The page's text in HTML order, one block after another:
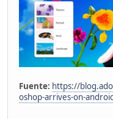
Fuente: https://
oshop-arrives-on-